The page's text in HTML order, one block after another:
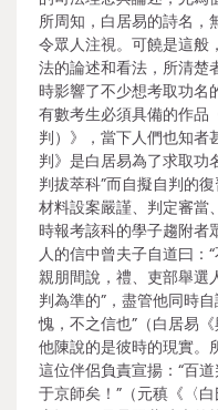
所周知，白居易的詩名，
令眾人注視。可饒是這般
法的論述和看法，所清楚
時影響了不少想考取功名
有數考生必須具備的作品
判）》，當下人們也知者
判》是白居易為了求取功
判拔萃科”而自擬自判的
材料設案嚴謹、判定審當
時報考該科的學子趨附者
人的信中曾夫子自道曰：
親朋間說，禮、吏部舉選
判為準的”，盡管他同時
愧，不之信也”（白居易
他陳說的是彼時的現實。
這位伴侶負責宣揚：“百
于京師矣！”（元稹《〈白